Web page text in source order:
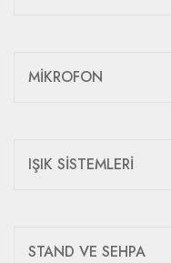
MİKROFON
IŞIK SİSTEMLERİ
STAND VE SEHPA